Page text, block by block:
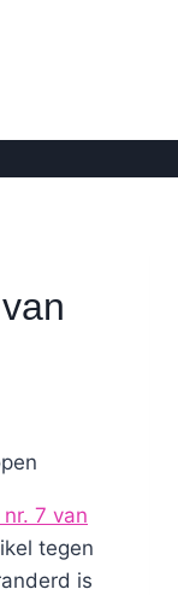
7 van
tegen
is